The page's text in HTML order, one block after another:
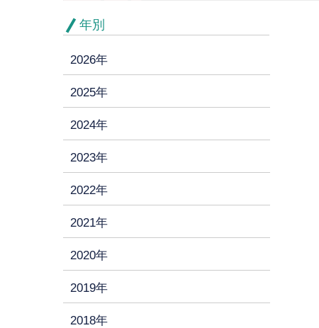
年別
2026年
2025年
2024年
2023年
2022年
2021年
2020年
2019年
2018年